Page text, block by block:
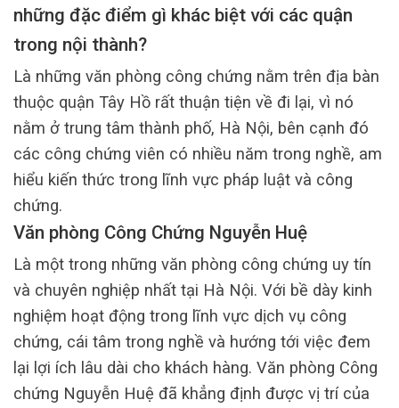
những đặc điểm gì khác biệt với các quận
trong nội thành?
Là những văn phòng công chứng nằm trên địa bàn
thuộc quận Tây Hồ rất thuận tiện về đi lại, vì nó
nằm ở trung tâm thành phố, Hà Nội, bên cạnh đó
các công chứng viên có nhiều năm trong nghề, am
hiểu kiến thức trong lĩnh vực pháp luật và công
chứng.
Văn phòng Công Chứng Nguyễn Huệ
Là một trong những văn phòng công chứng uy tín
và chuyên nghiệp nhất tại Hà Nội. Với bề dày kinh
nghiệm hoạt động trong lĩnh vực dịch vụ công
chứng, cái tâm trong nghề và hướng tới việc đem
lại lợi ích lâu dài cho khách hàng. Văn phòng Công
chứng Nguyễn Huệ đã khẳng định được vị trí của